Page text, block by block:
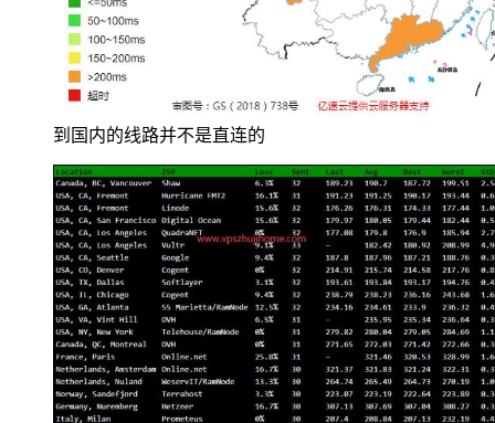
到国内的线路并不是直连的